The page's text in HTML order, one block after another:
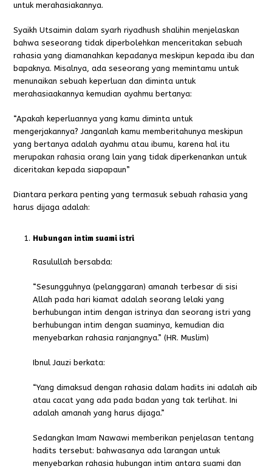
untuk merahasiakannya.
Syaikh Utsaimin dalam syarh riyadhush shalihin menjelaskan
bahwa seseorang tidak diperbolehkan menceritakan sebuah
rahasia yang diamanahkan kepadanya meskipun kepada ibu dan
bapaknya. Misalnya, ada seseorang yang memintamu untuk
menunaikan sebuah keperluan dan diminta untuk
merahasiaakannya kemudian ayahmu bertanya:
“Apakah keperluannya yang kamu diminta untuk
mengerjakannya? Janganlah kamu memberitahunya meskipun
yang bertanya adalah ayahmu atau ibumu, karena hal itu
merupakan rahasia orang lain yang tidak diperkenankan untuk
diceritakan kepada siapapaun”
Diantara perkara penting yang termasuk sebuah rahasia yang
harus dijaga adalah:
Hubungan intim suami istri
Rasulullah bersabda:
“Sesungguhnya (pelanggaran) amanah terbesar di sisi
Allah pada hari kiamat adalah seorang lelaki yang
berhubungan intim dengan istrinya dan seorang istri yang
berhubungan intim dengan suaminya, kemudian dia
menyebarkan rahasia ranjangnya.” (HR. Muslim)
Ibnul Jauzi berkata:
“Yang dimaksud dengan rahasia dalam hadits ini adalah aib
atau cacat yang ada pada badan yang tak terlihat. Ini
adalah amanah yang harus dijaga.”
Sedangkan Imam Nawawi memberikan penjelasan tentang
hadits tersebut: bahwasanya ada larangan untuk
menyebarkan rahasia hubungan intim antara suami dan